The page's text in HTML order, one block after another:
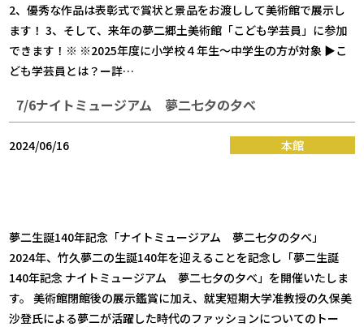
2、優秀な作品は表彰式で賞状と景品をお渡しして美術館で展示し
ます！ 3、そして、来年の夢二郷土美術館「こども学芸員」に参加
できます！※ ※2025年度に小学校４年生～中学生の方が対象 ▶こ
ども学芸員とは？ー詳…
7/6ナイトミュージアム 夢二七夕の夕べ
2024/06/16 本館
夢二生誕140年記念「ナイトミュージアム 夢二七夕の夕べ」
2024年、竹久夢二の生誕140年を迎えることを記念し「夢二生誕
140年記念 ナイトミュージアム 夢二七夕の夕べ」を開催いたしま
す。 美術館閉館後の展示鑑賞に加え、就実短期大学准教授の久保美
沙登氏による夢二が活躍した時代のファッションについてのトー